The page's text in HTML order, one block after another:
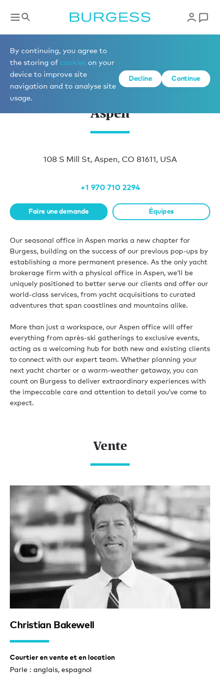
By continuing, you agree to
the storing of cookies on your
device to improve site
navigation and to analyse site
usage.
Decline Continue
Nos bureaux
Aspen
108 S Mill St, Aspen, CO 81611, USA
+1 970 710 2294
Faire une demande Équipes
Our seasonal office in Aspen marks a new chapter for
Burgess, building on the success of our previous pop-ups by
establishing a more permanent presence. As the only yacht
brokerage firm with a physical office in Aspen, we’ll be
uniquely positioned to better serve our clients and offer our
world-class services, from yacht acquisitions to curated
adventures that span coastlines and mountains alike.
More than just a workspace, our Aspen office will offer
everything from après-ski gatherings to exclusive events,
acting as a welcoming hub for both new and existing clients
to connect with our expert team. Whether planning your
next yacht charter or a warm-weather getaway, you can
count on Burgess to deliver extraordinary experiences with
the impeccable care and attention to detail you’ve come to
expect.
Vente
Christian Bakewell
Courtier en vente et en location
Parle : anglais, espagnol